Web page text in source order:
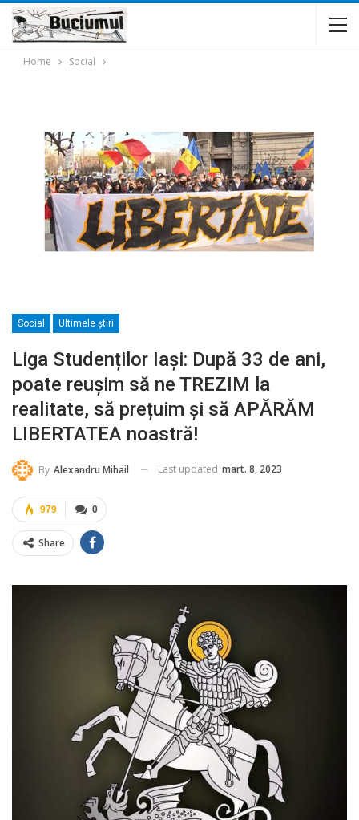
Home Social
Social Ultimele ştiri
Liga Studenților Iași: După 33 de ani,
poate reușim să ne TREZIM la
realitate, să prețuim și să APĂRĂM
LIBERTATEA noastră!
By Alexandru Mihail Last updated mart. 8, 2023
0
979
Share